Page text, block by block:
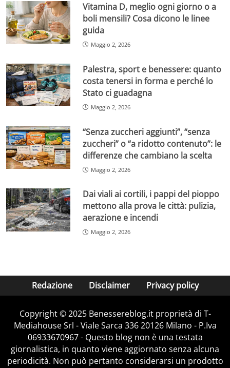
Vitamina D, meglio ogni giorno o a
boli mensili? Cosa dicono le linee
guida
Maggio 2, 2026
Palestra, sport e benessere: quanto
costa tenersi in forma e perché lo
Stato ci guadagna
Maggio 2, 2026
“Senza zuccheri aggiunti”, “senza
zuccheri” o “a ridotto contenuto”: le
differenze che cambiano la scelta
Maggio 2, 2026
Dai viali ai cortili, i pappi del pioppo
mettono alla prova le città: pulizia,
aerazione e incendi
Maggio 2, 2026
Redazione Disclaimer Privacy policy
Copyright © 2025 Benessereblog.it proprietà di T-
Mediahouse Srl - Viale Sarca 336 20126 Milano - P.Iva
06933670967 - Questo blog non è una testata
giornalistica, in quanto viene aggiornato senza alcuna
periodicità. Non può pertanto considerarsi un prodotto